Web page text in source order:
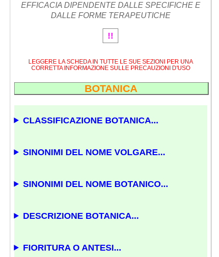
EFFICACIA DIPENDENTE DALLE SPECIFICHE E
DALLE FORME TERAPEUTICHE
!!
LEGGERE LA SCHEDA IN TUTTE LE SUE SEZIONI PER UNA
CORRETTA INFORMAZIONE SULLE PRECAUZIONI D'USO
BOTANICA
CLASSIFICAZIONE BOTANICA...
SINONIMI DEL NOME VOLGARE...
SINONIMI DEL NOME BOTANICO...
DESCRIZIONE BOTANICA...
FIORITURA O ANTESI...